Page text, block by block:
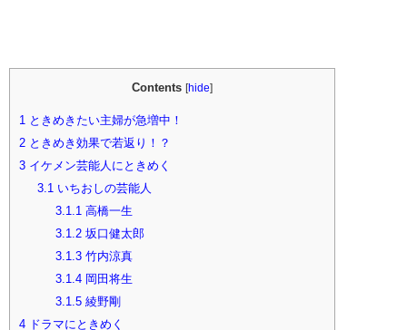
Contents [hide]
1 ときめきたい主婦が急増中！
2 ときめき効果で若返り！？
3 イケメン芸能人にときめく
3.1いちおしの芸能人
3.1.1高橋一生
3.1.2坂口健太郎
3.1.3竹内涼真
3.1.4岡田将生
3.1.5綾野剛
4 ドラマにときめく